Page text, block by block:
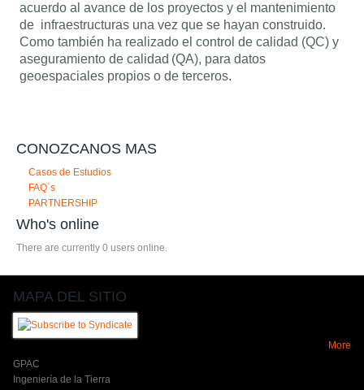
acuerdo al avance de los proyectos y el mantenimiento
de infraestructuras una vez que se hayan construido.
Como también ha realizado el control de calidad (QC) y
aseguramiento de calidad (QA), para datos
geoespaciales propios o de terceros.
CONOZCANOS MAS
Casos de Estudios
FAQ´s
PARTNERSHIP
Who's online
There are currently 0 users online.
MAPA DEL SITIO
More
GPAC
Ingeniería de la Tierra